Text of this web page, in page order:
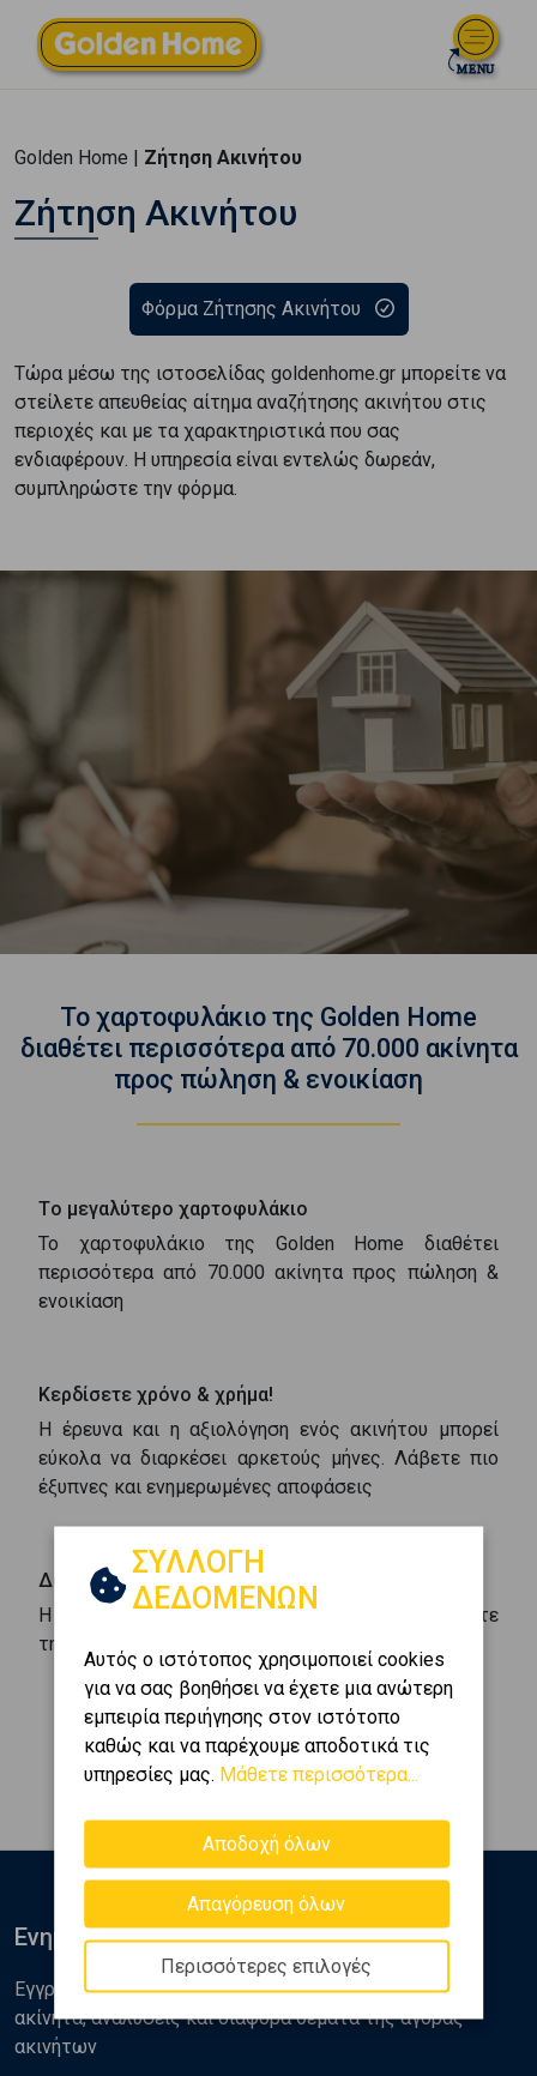
Golden Home | Ζήτηση Ακινήτου
Ζήτηση Ακινήτου
Φόρμα Ζήτησης Ακινήτου
Τώρα μέσω της ιστοσελίδας goldenhome.gr μπορείτε να
στείλετε απευθείας αίτημα αναζήτησης ακινήτου στις
περιοχές και με τα χαρακτηριστικά που σας
ενδιαφέρουν. Η υπηρεσία είναι εντελώς δωρεάν,
συμπληρώστε την φόρμα.
Το χαρτοφυλάκιο της Golden Home
διαθέτει περισσότερα από 70.000 ακίνητα
προς πώληση & ενοικίαση
Tο μεγαλύτερο χαρτοφυλάκιο
Το χαρτοφυλάκιο της Golden Home διαθέτει
περισσότερα από 70.000 ακίνητα προς πώληση &
ενοικίαση
Kερδίσετε χρόνο & χρήμα!
Η έρευνα και η αξιολόγηση ενός ακινήτου μπορεί
εύκολα να διαρκέσει αρκετούς μήνες. Λάβετε πιο
έξυπνες και ενημερωμένες αποφάσεις
Δωρεάν Υπηρεσία
Η υπηρεσία είναι εντελώς δωρεάν, συμπληρώστε
την ακόλουθη φόρμα
Φόρμα Ζήτησης Ακινήτου
ΣΥΛΛΟΓΗ
ΔΕΔΟΜΕΝΩΝ
Αυτός ο ιστότοπος χρησιμοποιεί cookies
για να σας βοηθήσει να έχετε μια ανώτερη
εμπειρία περιήγησης στον ιστότοπο
καθώς και να παρέχουμε αποδοτικά τις
υπηρεσίες μας. Μάθετε περισσότερα...
Αποδοχή όλων
Απαγόρευση όλων
Περισσότερες επιλογές
Ενημερωθείτε
Εγγραφείτε στο newsletter της Golden Home για νέα
ακίνητα, αναλύσεις και διάφορα θέματα της αγοράς
ακινήτων